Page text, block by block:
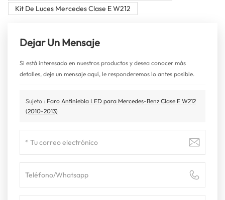
Kit De Luces Mercedes Clase E W212
Dejar Un Mensaje
Si está interesado en nuestros productos y desea conocer más
detalles, deje un mensaje aquí, le responderemos lo antes posible.
Sujeto : Faro Antiniebla LED para Mercedes-Benz Clase E W212
(2010-2013)